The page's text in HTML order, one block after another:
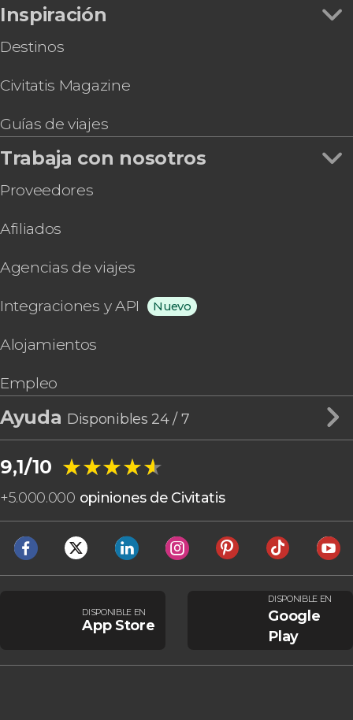
Inspiración
Destinos
Civitatis Magazine
Guías de viajes
Trabaja con nosotros
Proveedores
Afiliados
Agencias de viajes
Integraciones y API Nuevo
Alojamientos
Empleo
Ayuda Disponibles 24 / 7
9,1/10 ★★★★★
★★★★★
+5.000.000 opiniones de Civitatis
DISPONIBLE EN
App Store
DISPONIBLE EN
Google
Play